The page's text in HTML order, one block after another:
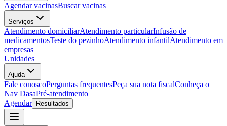
Agendar vacinasBuscar vacinas
Serviços
Atendimento domiciliarAtendimento particularInfusão de
medicamentosTeste do pezinhoAtendimento infantilAtendimento em
empresas
Unidades
Ajuda
Fale conoscoPerguntas frequentesPeça sua nota fiscalConheça o
Nav DasaPré-atendimento
Agendar
Resultados